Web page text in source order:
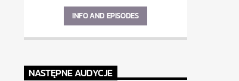
INFO AND EPISODES
NASTĘPNE AUDYCJE